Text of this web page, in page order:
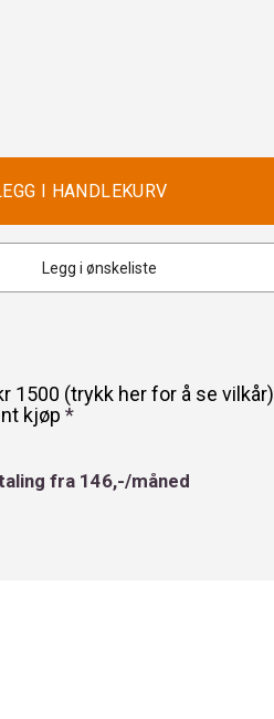
Legg i ønskeliste
1500 (trykk her for å se vilkår)
kjøp*
fra 146,-/måned